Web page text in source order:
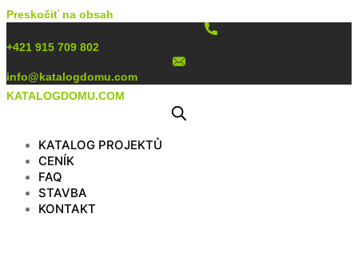
Preskočiť na obsah
+421 915 709 802
info@katalogdomu.com
KATALOGDOMU.COM
KATALOG PROJEKTŮ
CENÍK
FAQ
STAVBA
KONTAKT